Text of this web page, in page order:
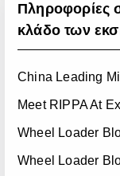
Πληροφορίες
κλάδο των